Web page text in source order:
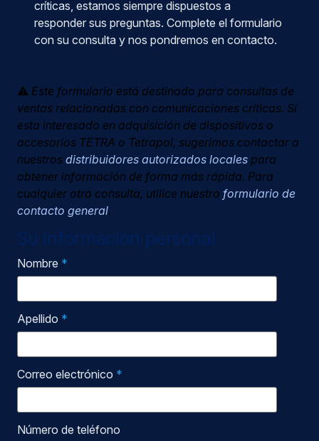
críticas, estamos siempre dispuestos a
responder sus preguntas. Complete el formulario
con su consulta y nos pondremos en contacto.
⚠️ Este formulario está destinado para consultas de
ventas relacionadas con comunicaciones críticas. Si
esta interesado en adquisición de dispositivos o
accesorios TETRA o Tetrapol, sugerimos contactar a
nuestros distribuidores autorizados locales para
obtener información de forma más rápida. Para
cualquier otra consulta, utilice nuestroformulario de
contacto general.
Su información personal
Nombre *
Apellido *
Correo electrónico *
Número de teléfono